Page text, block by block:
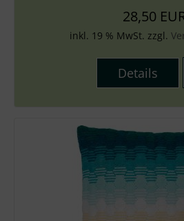
28,50
inkl. 19 % MwSt. zzgl.
Details